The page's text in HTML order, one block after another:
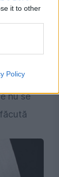
it to other
Policy
nu se